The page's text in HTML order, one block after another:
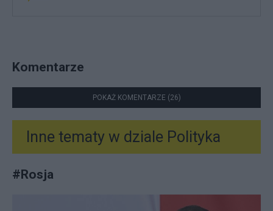
Komentarze
POKAŻ KOMENTARZE (26)
Inne tematy w dziale Polityka
#Rosja